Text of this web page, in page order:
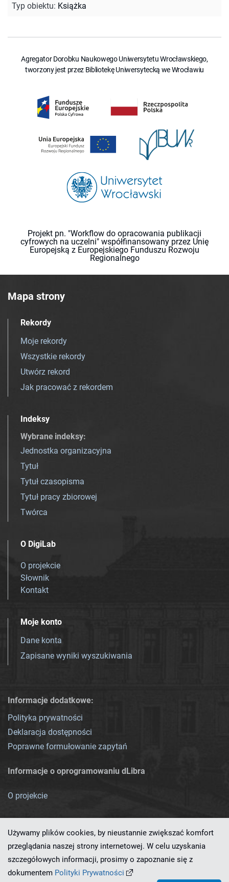
Typ obiektu: Książka
Agregator Dorobku Naukowego Uniwersytetu Wrocławskiego,
tworzony jest przez Bibliotekę Uniwersytecką we Wrocławiu
Projekt pn. "Workflow do opracowania publikacji
cyfrowych na uczelni" współfinansowany przez Unię
Europejską z Europejskiego Funduszu Rozwoju
Regionalnego
Mapa strony
Rekordy
Moje rekordy
Wszystkie rekordy
Utwórz rekord
Jak pracować z rekordem
Indeksy
Wybrane indeksy:
Jednostka organizacyjna
Tytuł
Tytuł czasopisma
Tytuł pracy zbiorowej
Twórca
O DigiLab
O projekcie
Słownik
Kontakt
Moje konto
Dane konta
Zapisane wyniki wyszukiwania
Informacje dodatkowe:
Polityka prywatności
Deklaracja dostępności
Poprawne formułowanie zapytań
Informacje o oprogramowaniu dLibra
O projekcie
Ten serwis działa dzięki oprogramowaniu
Używamy plików cookies, by nieustannie zwiększać komfort
przeglądania naszej strony internetowej. W celu uzyskania
szczegółowych informacji, prosimy o zapoznanie się z
dokumentem Polityki Prywatności